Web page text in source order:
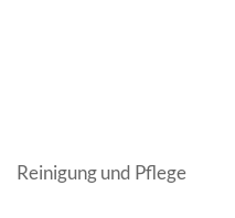
Reinigung und Pflege